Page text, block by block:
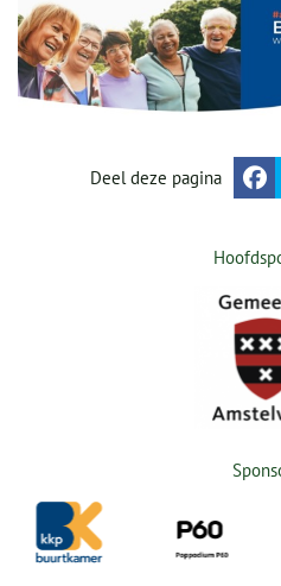
Deel deze pagina